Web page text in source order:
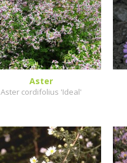
Aster
Aster cordifolius 'Ideal'